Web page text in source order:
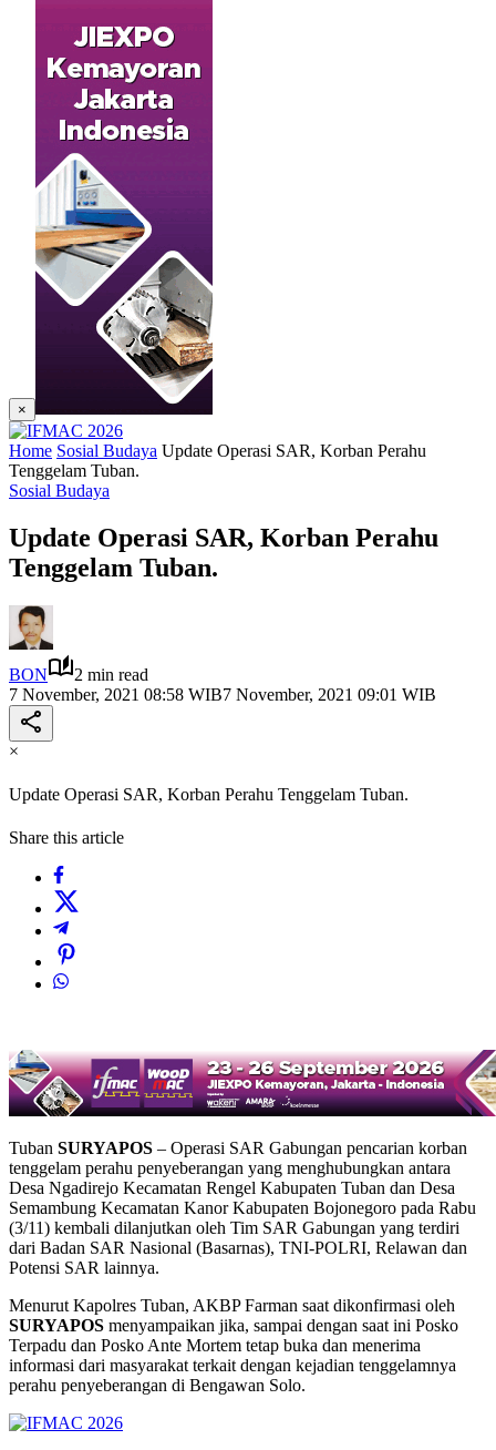
×
Home Sosial Budaya Update Operasi SAR, Korban Perahu
Tenggelam Tuban.
Sosial Budaya
Update Operasi SAR, Korban Perahu
Tenggelam Tuban.
BON
2 min read
7 November, 2021 08:58 WIB7 November, 2021 09:01 WIB
×
Update Operasi SAR, Korban Perahu Tenggelam Tuban.
Share this article
Tuban SURYAPOS – Operasi SAR Gabungan pencarian korban
tenggelam perahu penyeberangan yang menghubungkan antara
Desa Ngadirejo Kecamatan Rengel Kabupaten Tuban dan Desa
Semambung Kecamatan Kanor Kabupaten Bojonegoro pada Rabu
(3/11) kembali dilanjutkan oleh Tim SAR Gabungan yang terdiri
dari Badan SAR Nasional (Basarnas), TNI-POLRI, Relawan dan
Potensi SAR lainnya.
Menurut Kapolres Tuban, AKBP Farman saat dikonfirmasi oleh
SURYAPOS menyampaikan jika, sampai dengan saat ini Posko
Terpadu dan Posko Ante Mortem tetap buka dan menerima
informasi dari masyarakat terkait dengan kejadian tenggelamnya
perahu penyeberangan di Bengawan Solo.